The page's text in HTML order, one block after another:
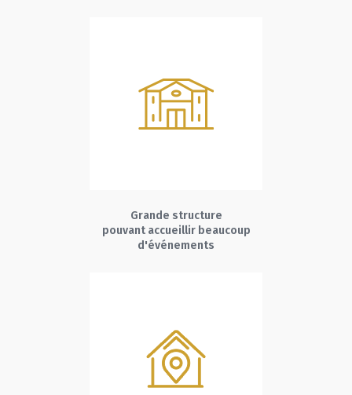
Grande structure
pouvant accueillir beaucoup
d'événements